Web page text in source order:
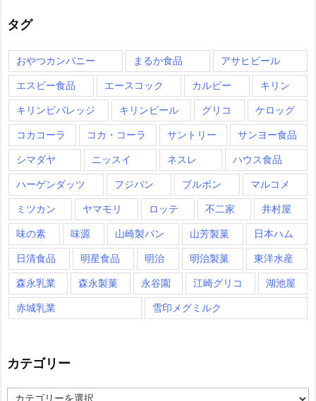
タグ
おやつカンパニー まるか食品 アサヒビール
エスビー食品 エースコック カルビー キリン
キリンビバレッジ キリンビール グリコ ケロッグ
コカコーラ コカ・コーラ サントリー サンヨー食品
シマダヤ ニッスイ ネスレ ハウス食品
ハーゲンダッツ フジパン ブルボン マルコメ
ミツカン ヤマモリ ロッテ 不二家 井村屋
味の素 味源 山崎製パン 山芳製菓 日本ハム
日清食品 明星食品 明治 明治製菓 東洋水産
森永乳業 森永製菓 永谷園 江崎グリコ 湖池屋
赤城乳業 雪印メグミルク
カテゴリー